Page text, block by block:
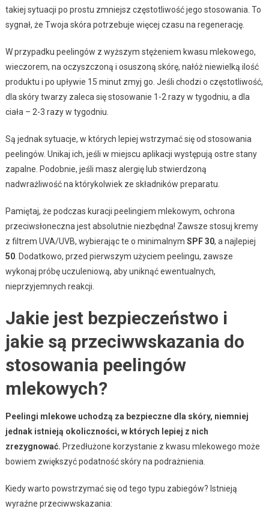
takiej sytuacji po prostu zmniejsz częstotliwość jego stosowania. To
sygnał, że Twoja skóra potrzebuje więcej czasu na regenerację.
W przypadku peelingów z wyższym stężeniem kwasu mlekowego,
wieczorem, na oczyszczoną i osuszoną skórę, nałóż niewielką ilość
produktu i po upływie 15 minut zmyj go. Jeśli chodzi o częstotliwość,
dla skóry twarzy zaleca się stosowanie 1-2 razy w tygodniu, a dla
ciała – 2-3 razy w tygodniu.
Są jednak sytuacje, w których lepiej wstrzymać się od stosowania
peelingów. Unikaj ich, jeśli w miejscu aplikacji występują ostre stany
zapalne. Podobnie, jeśli masz alergię lub stwierdzoną
nadwrażliwość na którykolwiek ze składników preparatu.
Pamiętaj, że podczas kuracji peelingiem mlekowym, ochrona
przeciwsłoneczna jest absolutnie niezbędna! Zawsze stosuj kremy
z filtrem UVA/UVB, wybierając te o minimalnym SPF 30, a najlepiej
50. Dodatkowo, przed pierwszym użyciem peelingu, zawsze
wykonaj próbę uczuleniową, aby uniknąć ewentualnych,
nieprzyjemnych reakcji.
Jakie jest bezpieczeństwo i
jakie są przeciwwskazania do
stosowania peelingów
mlekowych?
Peelingi mlekowe uchodzą za bezpieczne dla skóry, niemniej
jednak istnieją okoliczności, w których lepiej z nich
zrezygnować. Przedłużone korzystanie z kwasu mlekowego może
bowiem zwiększyć podatność skóry na podrażnienia.
Kiedy warto powstrzymać się od tego typu zabiegów? Istnieją
wyraźne przeciwwskazania: